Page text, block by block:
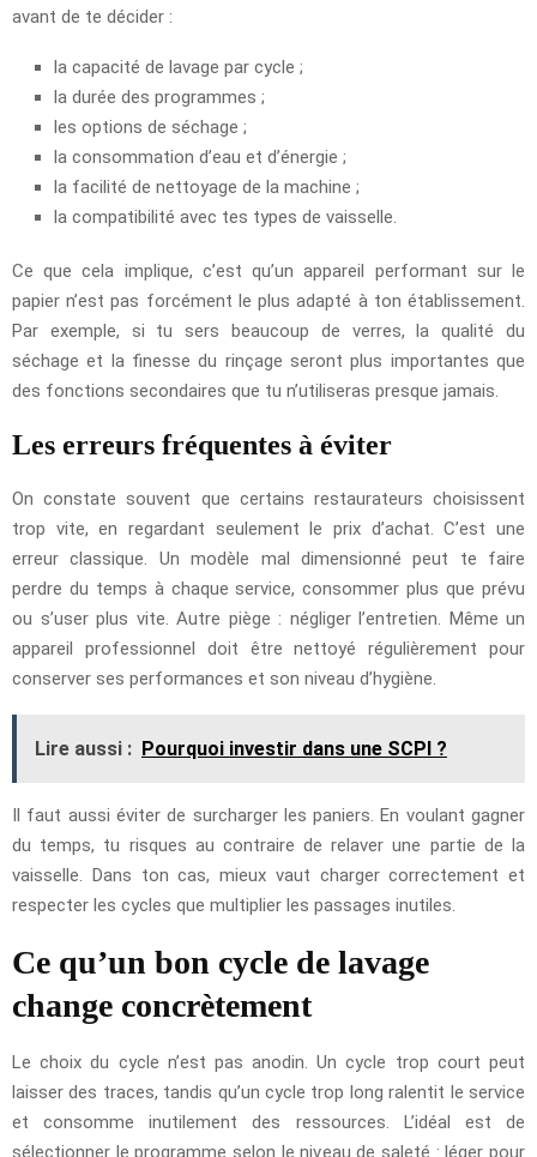
avant de te décider :
la capacité de lavage par cycle ;
la durée des programmes ;
les options de séchage ;
la consommation d’eau et d’énergie ;
la facilité de nettoyage de la machine ;
la compatibilité avec tes types de vaisselle.
Ce que cela implique, c’est qu’un appareil performant sur le
papier n’est pas forcément le plus adapté à ton établissement.
Par exemple, si tu sers beaucoup de verres, la qualité du
séchage et la finesse du rinçage seront plus importantes que
des fonctions secondaires que tu n’utiliseras presque jamais.
Les erreurs fréquentes à éviter
On constate souvent que certains restaurateurs choisissent
trop vite, en regardant seulement le prix d’achat. C’est une
erreur classique. Un modèle mal dimensionné peut te faire
perdre du temps à chaque service, consommer plus que prévu
ou s’user plus vite. Autre piège : négliger l’entretien. Même un
appareil professionnel doit être nettoyé régulièrement pour
conserver ses performances et son niveau d’hygiène.
Lire aussi : Pourquoi investir dans une SCPI ?
Il faut aussi éviter de surcharger les paniers. En voulant gagner
du temps, tu risques au contraire de relaver une partie de la
vaisselle. Dans ton cas, mieux vaut charger correctement et
respecter les cycles que multiplier les passages inutiles.
Ce qu’un bon cycle de lavage
change concrètement
Le choix du cycle n’est pas anodin. Un cycle trop court peut
laisser des traces, tandis qu’un cycle trop long ralentit le service
et consomme inutilement des ressources. L’idéal est de
sélectionner le programme selon le niveau de saleté : léger pour